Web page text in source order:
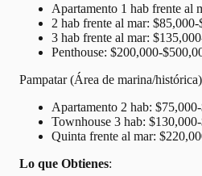
Apartamento 1 hab frente al
2 hab frente al mar:
3 hab frente al mar:
Penthouse: $200,000-
Pampatar (Área de marina/histórica)
Apartamento 2 hab:
Townhouse 3 hab:
Quinta frente al mar:
Lo que Obtienes: